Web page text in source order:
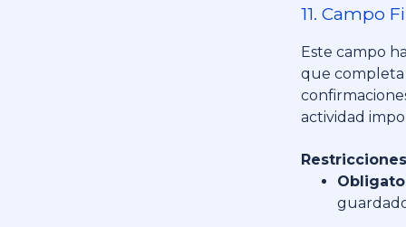
11. Campo
Este campo
que completa
actividad